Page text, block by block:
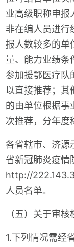
业高级职称申报
非在编人员进行
报人数较多的单
量、能力业绩条
参加援鄂医疗队
以直接推荐；其
的由单位根据事
次推荐，分年度
各省辖市、济源
省新冠肺炎疫情
http://
人员名单。
（五）关于审核
1.下列情况需经